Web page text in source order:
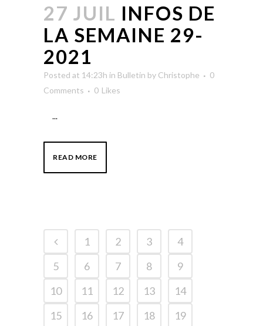
27 JUIL INFOS DE
LA SEMAINE 29-
2021
Posted at 14:23h in Bulletin by Christophe
0
Comments
0 Likes
...
READ MORE
1 2 3
4
5
6 7 8
9
10
11 12 13
14
15
16 17 18
19